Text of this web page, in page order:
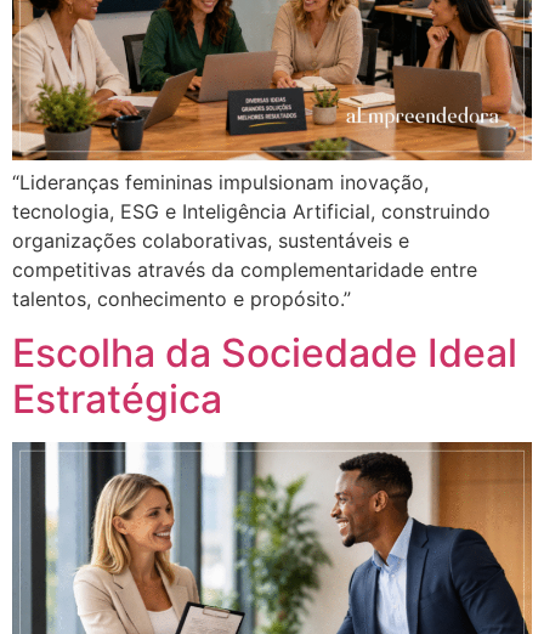
“Lideranças femininas impulsionam inovação,
tecnologia, ESG e Inteligência Artificial, construindo
organizações colaborativas, sustentáveis e
competitivas através da complementaridade entre
talentos, conhecimento e propósito.”
Escolha da Sociedade Ideal
Estratégica